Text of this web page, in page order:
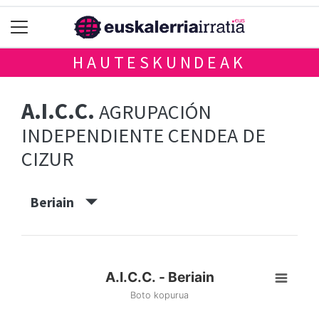
HAUTESKUNDEAK
A.I.C.C. AGRUPACIÓN
INDEPENDIENTE CENDEA DE
CIZUR
Beriain
A.I.C.C. - Beriain
Boto kopurua